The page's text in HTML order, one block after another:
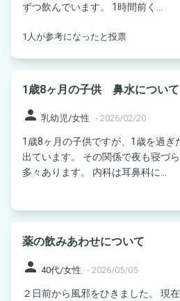
ずつ飲んでいます。 1時間前く...
1人が参考になったと投票
1歳8ヶ月の子供 鼻水について
person 乳幼児/女性 - 2026/02/20
1歳8ヶ月の子供ですが、1歳を過ぎ
出ています。 その関係で夜も寝づ
多々あります。 内科は耳鼻科に...
薬の飲みあわせについて
person 40代/女性 - 2026/05/05
２日前から風邪をひきました。 現